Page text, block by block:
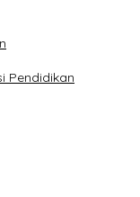
Pendidikan